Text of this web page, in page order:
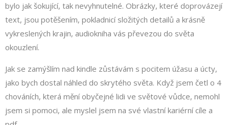
bylo jak šokující, tak nevyhnutelné. Obrázky, které doprovázejí
text, jsou potěšením, pokladnicí složitých detailů a krásně
vykreslených krajin, audiokniha vás převezou do světa
okouzlení.
Jak se zamýšlím nad kindle zůstávám s pocitem úžasu a úcty,
jako bych dostal náhled do skrytého světa. Když jsem četl o 4
chováních, která mění obyčejné lidi ve světové vůdce, nemohl
jsem si pomoci, ale myslel jsem na své vlastní kariérní cíle a